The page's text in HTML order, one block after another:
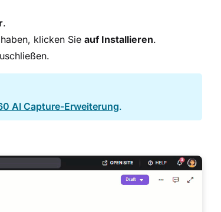
.
klicken Sie auf Installieren.
AI Capture-Erweiterung.